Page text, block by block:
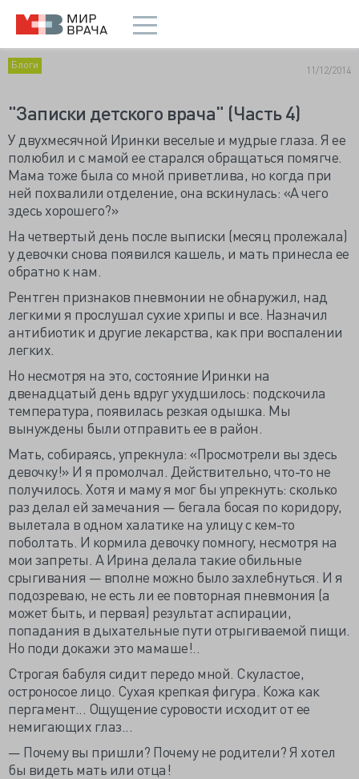
Блоги 11/12/2014
"Записки детского врача" (Часть 4)
У двухмесячной Иринки веселые и мудрые глаза. Я ее
полюбил и с мамой ее старался обращаться помягче.
Мама тоже была со мной приветлива, но когда при
ней похвалили отделение, она вскинулась: «А чего
здесь хорошего?»
На четвертый день после выписки (месяц пролежала)
у девочки снова появился кашель, и мать принесла ее
обратно к нам.
Рентген признаков пневмонии не обнаружил, над
легкими я прослушал сухие хрипы и все. Назначил
антибиотик и другие лекарства, как при воспалении
легких.
Но несмотря на это, состояние Иринки на
двенадцатый день вдруг ухудшилось: подскочила
температура, появилась резкая одышка. Мы
вынуждены были отправить ее в район.
Мать, собираясь, упрекнула: «Просмотрели вы здесь
девочку!» И я промолчал. Действительно, что-то не
получилось. Хотя и маму я мог бы упрекнуть: сколько
раз делал ей замечания — бегала босая по коридору,
вылетала в одном халатике на улицу с кем-то
поболтать. И кормила девочку помногу, несмотря на
мои запреты. А Ирина делала такие обильные
срыгивания — вполне можно было захлебнуться. И я
подозреваю, не есть ли ее повторная пневмония (а
может быть, и первая) результат аспирации,
попадания в дыхательные пути отрыгиваемой пищи.
Но поди докажи это мамаше!..
Строгая бабуля сидит передо мной. Скуластое,
остроносое лицо. Сухая крепкая фигура. Кожа как
пергамент... Ощущение суровости исходит от ее
немигающих глаз...
— Почему вы пришли? Почему не родители? Я хотел
бы видеть мать или отца!